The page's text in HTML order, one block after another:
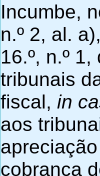
Incumbe,
n.º 2, al.
16.º, n.º
tribunais
fiscal, in
aos
cobrança